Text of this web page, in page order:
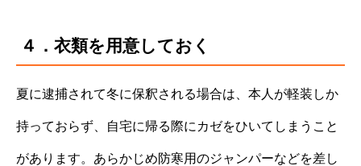
４．衣類を用意しておく
夏に逮捕されて冬に保釈される場合は、本人が軽装しか
持っておらず、自宅に帰る際にカゼをひいてしまうこと
があります。あらかじめ防寒用のジャンパーなどを差し